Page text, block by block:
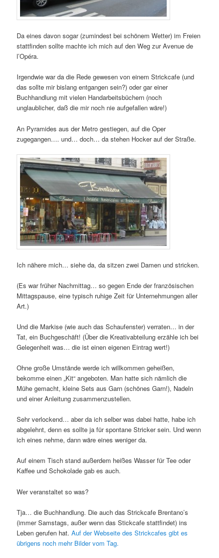
Da eines davon sogar (zumindest bei schönem Wetter) im Freien
stattfinden sollte machte ich mich auf den Weg zur Avenue de
l’Opéra.
Irgendwie war da die Rede gewesen von einem Strickcafe (und
das sollte mir bislang entgangen sein?) oder gar einer
Buchhandlung mit vielen Handarbeitsbüchern (noch
unglaublicher, daß die mir noch nie aufgefallen wäre!)
An Pyramides aus der Metro gestiegen, auf die Oper
zugegangen…. und… doch… da stehen Hocker auf der Straße.
Ich nähere mich… siehe da, da sitzen zwei Damen und stricken.
(Es war früher Nachmittag… so gegen Ende der französischen
Mittagspause, eine typisch ruhige Zeit für Unternehmungen aller
Art.)
Und die Markise (wie auch das Schaufenster) verraten… in der
Tat, ein Buchgeschäft! (Über die Kreativabteilung erzähle ich bei
Gelegenheit was… die ist einen eigenen Eintrag wert!)
Ohne große Umstände werde ich willkommen geheißen,
bekomme einen „Kit“ angeboten. Man hatte sich nämlich die
Mühe gemacht, kleine Sets aus Garn (schönes Garn!), Nadeln
und einer Anleitung zusammenzustellen.
Sehr verlockend… aber da ich selber was dabei hatte, habe ich
abgelehnt, denn es sollte ja für spontane Stricker sein. Und wenn
ich eines nehme, dann wäre eines weniger da.
Auf einem Tisch stand außerdem heißes Wasser für Tee oder
Kaffee und Schokolade gab es auch.
Wer veranstaltet so was?
Tja… die Buchhandlung. Die auch das Strickcafe Brentano’s
(immer Samstags, außer wenn das Stickcafe stattfindet) ins
Leben gerufen hat.Auf der Webseite des Strickcafes gibt es
übrigens noch mehr Bilder vom Tag.